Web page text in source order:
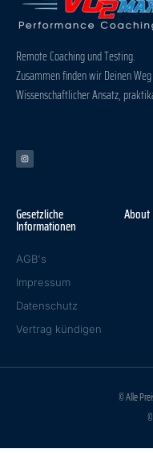
Remote Coaching und Testing.
Zusammen finden wir Deinen
Wissenschaftlicher Ansatz,
Gesetzliche
Informationen
AGB's
Impressum
Datenschutz
Vertrag kündigen
About
© Alle